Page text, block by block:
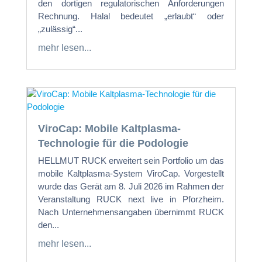
den dortigen regulatorischen Anforderungen
Rechnung. Halal bedeutet „erlaubt“ oder
„zulässig“...
mehr lesen...
ViroCap: Mobile Kaltplasma-
Technologie für die Podologie
HELLMUT RUCK erweitert sein Portfolio um das
mobile Kaltplasma-System ViroCap. Vorgestellt
wurde das Gerät am 8. Juli 2026 im Rahmen der
Veranstaltung RUCK next live in Pforzheim.
Nach Unternehmensangaben übernimmt RUCK
den...
mehr lesen...